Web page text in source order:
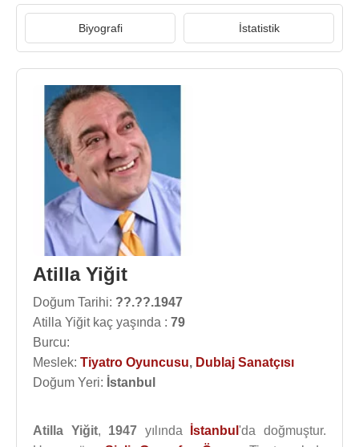
Biyografi İstatistik
Atilla Yiğit
Doğum Tarihi: ??.??.1947
Atilla Yiğit kaç yaşında : 79
Burcu:
Meslek: Tiyatro Oyuncusu, Dublaj Sanatçısı
Doğum Yeri: İstanbul
Atilla Yiğit, 1947 yılında İstanbul 'da doğmuştur.